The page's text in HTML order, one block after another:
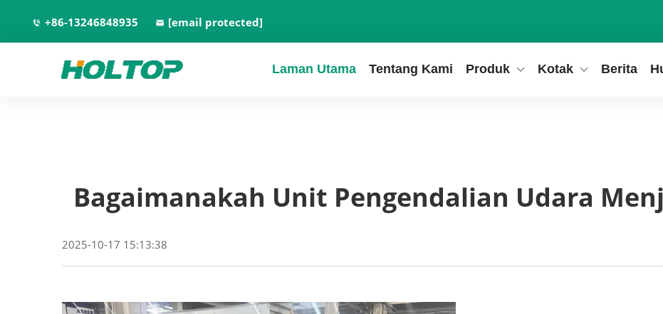
+86-13246848935 [email protected]
Laman Utama Tentang Kami Produk Kotak Berita
Bagaimanakah Unit Pengendalian Udara
2025-10-17 15:13:38